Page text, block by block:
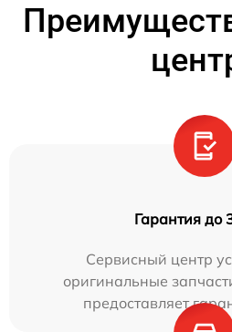
Гарантия до
Сервисный центр
оригинальные
предоставляет